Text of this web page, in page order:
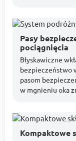
Pasy
pociągnięcia
Błyskawiczne
bezpieczeństwo
pasom
w mgnieniu oka
Kompaktowe